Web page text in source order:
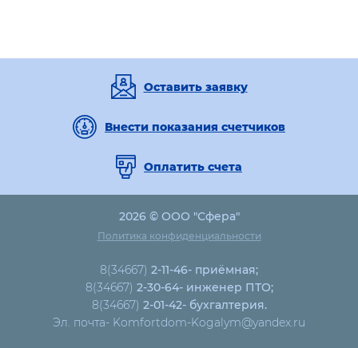
Оставить заявку
Внести показания счетчиков
Оплатить счета
2026 © ООО "Сфера"
Политика конфиденциальности
8(34667) 2-11-46- приёмная;
8(34667) 2-30-64- инженер ПТО;
8(34667) 2-01-42- бухгалтерия.
Эл. почта- Komfortdom-Kogalym@yandex.ru